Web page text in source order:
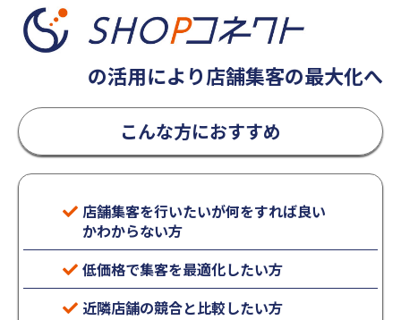
の活用により店舗集客の最大化へ
こんな方におすすめ
店舗集客を行いたいが何をすれば良い
かわからない方
低価格で集客を最適化したい方
近隣店舗の競合と比較したい方